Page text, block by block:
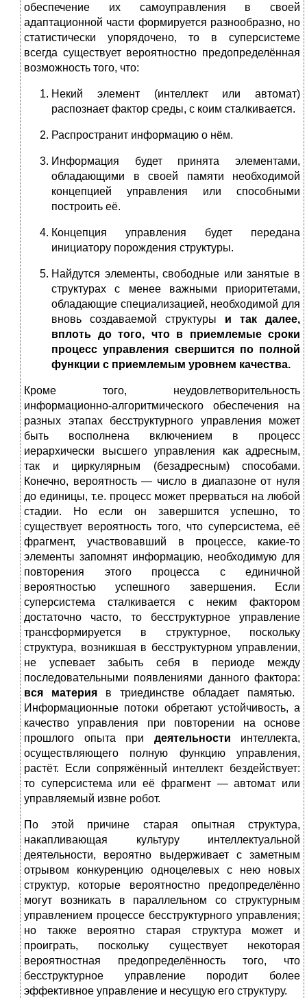
обеспечение их самоуправления в своей
адаптационной части формируется разнообразно, но
статистически упорядочено, то в суперсистеме
всегда существует вероятностно предопределённая
возможность того, что:
Некий элемент (интеллект или автомат)
распознает фактор среды, с коим сталкивается.
Распространит информацию о нём.
Информация будет принята элементами,
обладающими в своей памяти необходимой
концепцией управления или способными
построить её.
Концепция управления будет передана
инициатору порождения структуры.
Найдутся элементы, свободные или занятые в
структурах с менее важными приоритетами,
обладающие специализацией, необходимой для
вновь создаваемой структуры и так далее,
вплоть до того, что в приемлемые сроки
процесс управления свершится по полной
функции с приемлемым уровнем качества.
Кроме того, неудовлетворительность
информационно-алгорит­мического обеспечения на
разных этапах бесструктурного управления может
быть восполнена включением в процесс
иерархически высшего управления как адресным,
так и циркулярным (без­адресным) способами.
Конечно, вероятность — число в диапазоне от нуля
до единицы, т.е. процесс может прерваться на любой
стадии. Но если он завершится успешно, то
существует вероятность того, что суперсистема, её
фрагмент, участвовавший в процессе, какие-то
элементы запомнят информацию, необходимую для
повторения этого процесса с единичной
вероятностью успешного завершения. Если
суперсистема сталкивается с неким фактором
достаточно часто, то бесструктурное управление
трансформируется в структурное, поскольку
структура, возникшая в бесструктурном управлении,
не успевает забыть себя в периоде между
последовательными появлениями данного фактора:
вся материя в триединстве обладает памятью.
Информационные потоки обретают устойчивость, а
качество управления при повторении на основе
прошлого опыта при деятельности интеллекта,
осуществляющего полную функцию управления,
растёт. Если сопряжённый интеллект бездействует:
то суперсистема или её фрагмент — автомат или
управляемый извне робот.
По этой причине старая опытная структура,
накапливающая культуру интеллектуальной
деятельности, вероятно выдерживает с заметным
отрывом конкуренцию одноцелевых с нею новых
структур, которые вероятностно предопределённо
могут возникать в параллельном со структурным
управлением процессе бесструктурного управления;
но также вероятно старая структура может и
проиграть, поскольку существует некоторая
вероятностная предопределённость того, что
бесструктурное управление породит более
эффективное управление и несущую его структуру.